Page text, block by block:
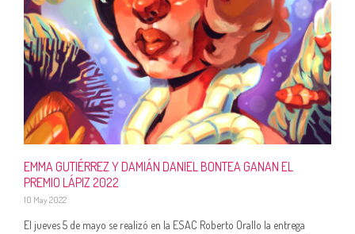
EMMA GUTIÉRREZ Y DAMIÁN DANIEL BONTEA GANAN EL
PREMIO LÁPIZ 2022
10 May 2022
El jueves 5 de mayo se realizó en la ESAC Roberto Orallo la entrega